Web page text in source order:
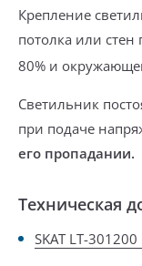
Крепление
потолка или
80% и
Светильник
при подаче
его пропадании.
Техническая
SKAT LT-